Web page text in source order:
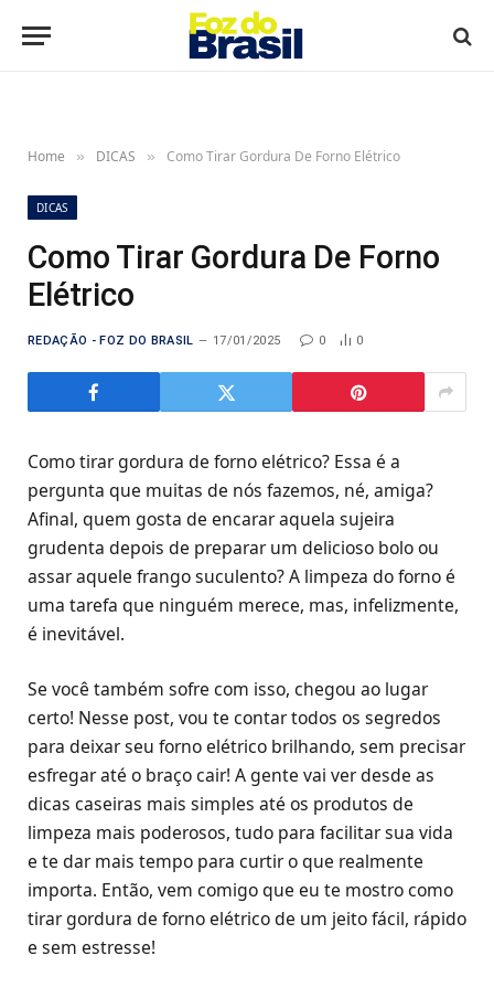
Home » DICAS » Como Tirar Gordura De Forno Elétrico
DICAS
Como Tirar Gordura De Forno
Elétrico
REDAÇÃO - FOZ DO BRASIL 17/01/2025 0 0
Como tirar gordura de forno elétrico? Essa é a
pergunta que muitas de nós fazemos, né, amiga?
Afinal, quem gosta de encarar aquela sujeira
grudenta depois de preparar um delicioso bolo ou
assar aquele frango suculento? A limpeza do forno é
uma tarefa que ninguém merece, mas, infelizmente,
é inevitável.
Se você também sofre com isso, chegou ao lugar
certo! Nesse post, vou te contar todos os segredos
para deixar seu forno elétrico brilhando, sem precisar
esfregar até o braço cair! A gente vai ver desde as
dicas caseiras mais simples até os produtos de
limpeza mais poderosos, tudo para facilitar sua vida
e te dar mais tempo para curtir o que realmente
importa. Então, vem comigo que eu te mostro como
tirar gordura de forno elétrico de um jeito fácil, rápido
e sem estresse!